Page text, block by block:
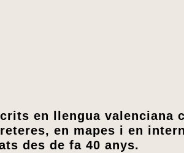
en llengua valenciana
en mapes i en
des de fa 40 anys.